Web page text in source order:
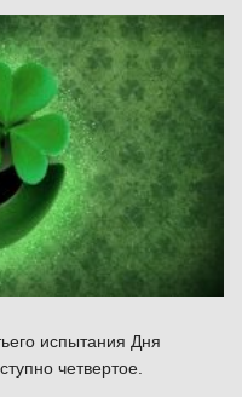
испытания Дня
четвертое.